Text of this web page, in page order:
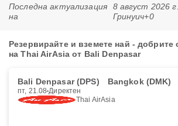
Последна актуализация
на
8 август 2026
Гринуич+0
Резервирайте и вземете най - добрите
на Thai AirAsia от Bali Denpasar
Bali Denpasar (DPS) Bangkok (DMK)
пт, 21.08 Директен
Thai AirAsia